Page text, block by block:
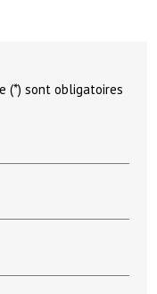
(*) sont obligatoires